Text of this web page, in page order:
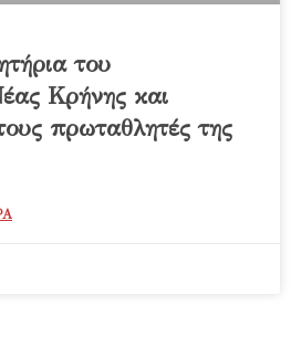
του
Κρήνης και
πρωταθλητές της